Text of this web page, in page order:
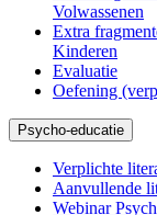
Volwassenen
Extra
Kinderen
Evaluatie
Oefening
Psycho-educatie
Verplichte
Aanvullende
Webinar